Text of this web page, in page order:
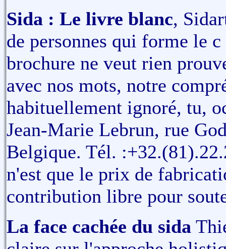
Sida : Le livre blanc,
de personnes qui forme le
brochure ne veut rien
avec nos mots, notre
habituellement ignoré, tu,
Jean-Marie Lebrun, rue
Belgique. Tél.
n'est que le prix de
contribution libre pour
La face cachée du sida